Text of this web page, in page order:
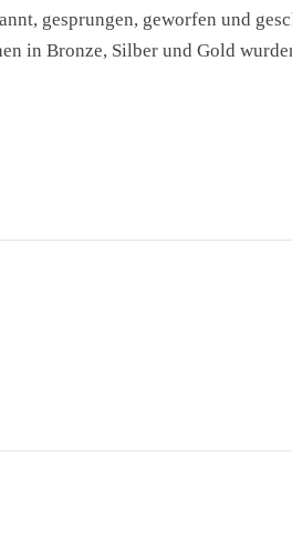
gesprungen, geworfen und
in Bronze, Silber und Gold